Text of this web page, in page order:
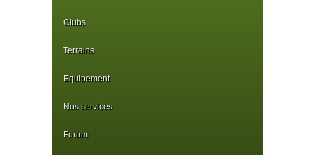
Clubs
Terrains
Equipement
Nos services
Forum